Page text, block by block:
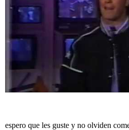
espero que les guste y no olviden